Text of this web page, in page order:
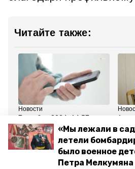
«Мы лежали в
летели
было военное
Петра Мелкумяна
Читайте также:
Новости
7 ноября 2024, 14:57
Новый портал для
инвесторов запустили
на Ставрополье по
поручению губернатора
1